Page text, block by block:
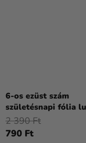
6-os ezüst szám
születésnapi fólia
cm
790 Ft
2 390 Ft